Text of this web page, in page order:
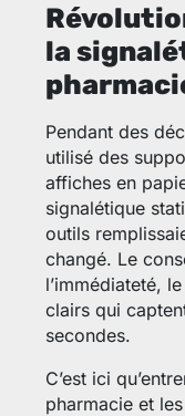
la
Pendant des
utilisé des
affiches en
signalétique
outils
changé. Le
l’immédiateté,
clairs qui
secondes.
C’est ici
pharmacie et